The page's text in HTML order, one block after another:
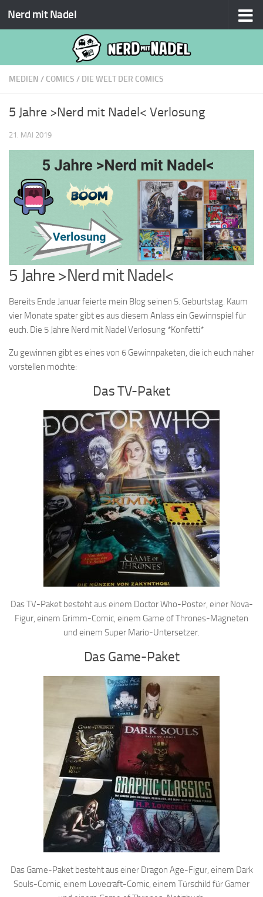
Zum Inhalt springen
Nerd mit Nadel
MEDIEN / COMICS / DIE WELT DER COMICS
5 Jahre >Nerd mit Nadel< Verlosung
21. MAI 2019
5 Jahre >Nerd mit Nadel<
Bereits Ende Januar feierte mein Blog seinen 5. Geburtstag. Kaum
vier Monate später gibt es aus diesem Anlass ein Gewinnspiel für
euch. Die 5 Jahre Nerd mit Nadel Verlosung *Konfetti*
Zu gewinnen gibt es eines von 6 Gewinnpaketen, die ich euch näher
vorstellen möchte:
Das TV-Paket
Das TV-Paket besteht aus einem Doctor Who-Poster, einer Nova-
Figur, einem Grimm-Comic, einem Game of Thrones-Magneten
und einem Super Mario-Untersetzer.
Das Game-Paket
Das Game-Paket besteht aus einer Dragon Age-Figur, einem Dark
Souls-Comic, einem Lovecraft-Comic, einem Türschild für Gamer